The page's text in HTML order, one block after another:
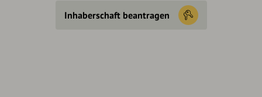
Inhaberschaft beantragen